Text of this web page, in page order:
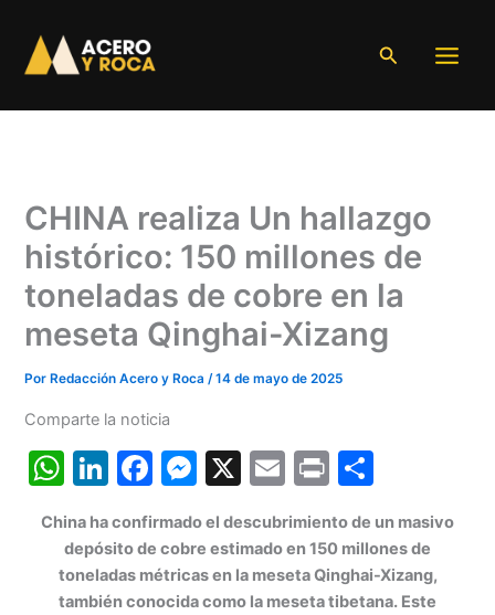
contenido
Buscar
CHINA realiza Un hallazgo
histórico: 150 millones de
toneladas de cobre en la
meseta Qinghai-Xizang
Por Redacción Acero y Roca/14 de mayo de 2025
Comparte la noticia
W
at
s
Li
k
e
F
c
e
M
s
s
X
E
ai
l
Pr
t
m
p
China ha confirmado el descubrimiento de un masivo
depósito de cobre estimado en 150 millones de
toneladas métricas en la meseta Qinghai-Xizang,
también conocida como la meseta tibetana. Este